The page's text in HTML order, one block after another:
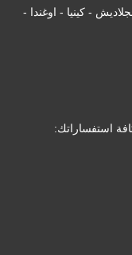
- كينيا - اوغندا -
استفساراتك: